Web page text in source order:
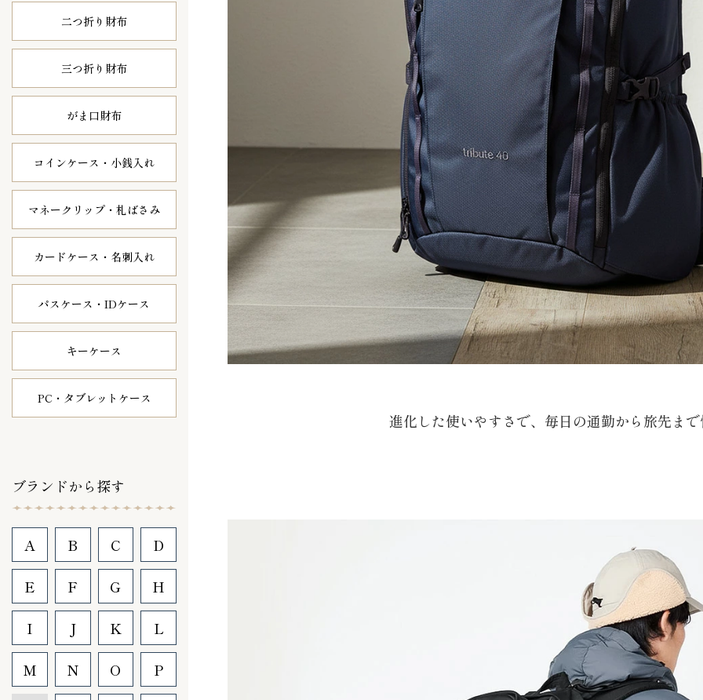
二つ折り財布
三つ折り財布
がま口財布
コインケース・ 小銭入れ
マネークリップ・ 札ばさみ
カードケース・ 名刺入れ
パスケース・ IDケース
キーケース
PC・タブレット ケース
ブランドから探す
A B C D
E F G H
I J K L
M N O P
進化した使いやすさで、毎日の通勤から旅先ま